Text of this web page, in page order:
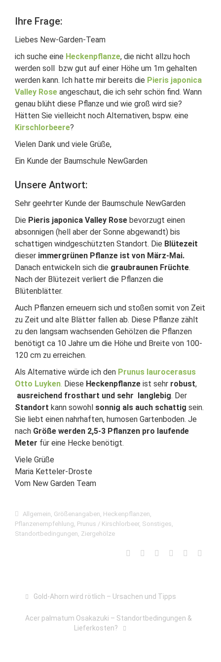
Ihre Frage:
Liebes New-Garden-Team
ich suche eine Heckenpflanze, die nicht allzu hoch
werden soll bzw gut auf einer Höhe um 1m gehalten
werden kann. Ich hatte mir bereits die Pieris japonica
Valley Rose angeschaut, die ich sehr schön find. Wann
genau blüht diese Pflanze und wie groß wird sie?
Hätten Sie vielleicht noch Alternativen, bspw. eine
Kirschlorbeere?
Vielen Dank und viele Grüße,
Ein Kunde der Baumschule NewGarden
Unsere Antwort:
Sehr geehrter Kunde der Baumschule NewGarden
Die Pieris japonica Valley Rose bevorzugt einen
absonnigen (hell aber der Sonne abgewandt) bis
schattigen windgeschützten Standort. Die Blütezeit
dieser immergrünen Pflanze ist von März-Mai.
Danach entwickeln sich die graubraunen Früchte.
Nach der Blütezeit verliert die Pflanzen die
Blütenblätter.
Auch Pflanzen erneuern sich und stoßen somit von Zeit
zu Zeit und alte Blätter fallen ab. Diese Pflanze zählt
zu den langsam wachsenden Gehölzen die Pflanzen
benötigt ca 10 Jahre um die Höhe und Breite von 100-
120 cm zu erreichen.
Als Alternative würde ich den Prunus laurocerasus
Otto Luyken. Diese Heckenpflanze ist sehr robust,
ausreichend frosthart und sehr langlebig. Der
Standort kann sowohl sonnig als auch schattig sein.
Sie liebt einen nahrhaften, humosen Gartenboden. Je
nach Größe werden 2,5-3 Pflanzen pro laufende
Meter für eine Hecke benötigt.
Viele Grüße
Maria Ketteler-Droste
Vom New Garden Team
Allgemein, Größenangaben, Heckenpflanzen,
Pflanzenempfehlung, Prunus / Kirschlorbeer, Sonstiges,
Standortbedingungen, Ziergehölze
Gold-Ahorn wird rötlich – Ursachen und Tipps
Acer palmatum Osakazuki – Standortbedingungen &
Lieferkosten?